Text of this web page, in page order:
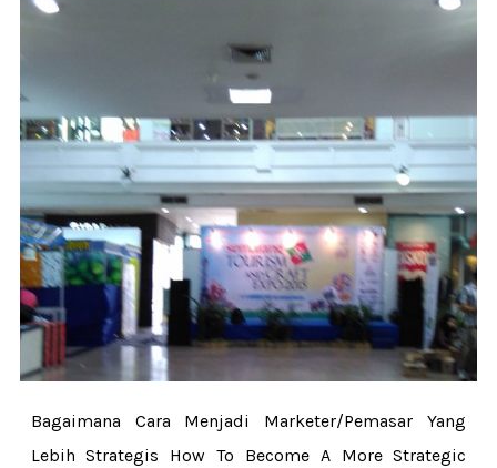
Bagaimana Cara Menjadi Marketer/Pemasar Yang
Lebih Strategis How To Become A More Strategic